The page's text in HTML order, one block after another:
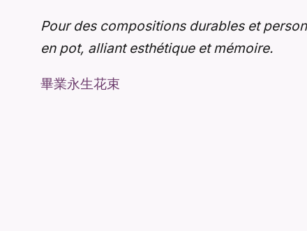
Pour des compositions durables et
en pot, alliant esthétique et mémoire.
畢業永生花束